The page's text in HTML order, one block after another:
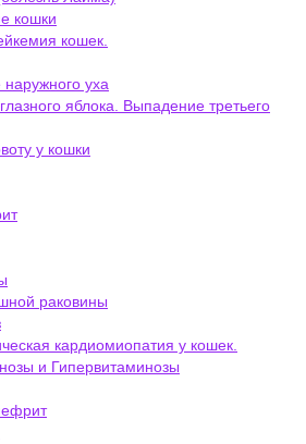
кошки
кошек.
уха
яблока. Выпадение третьего
у кошки
раковины
кардиомиопатия у кошек.
и Гипервитаминозы